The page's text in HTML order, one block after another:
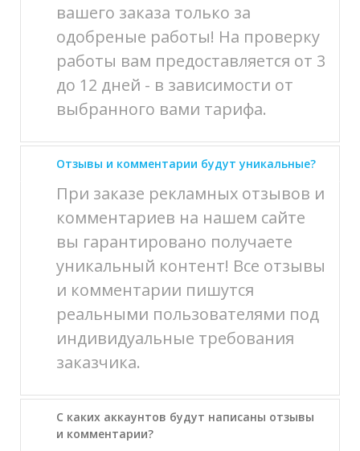
вашего заказа только за
одобреные работы! На проверку
работы вам предоставляется от 3
до 12 дней - в зависимости от
выбранного вами тарифа.
Отзывы и комментарии будут уникальные?
При заказе рекламных отзывов и
комментариев на нашем сайте
вы гарантировано получаете
уникальный контент! Все отзывы
и комментарии пишутся
реальными пользователями под
индивидуальные требования
заказчика.
С каких аккаунтов будут написаны отзывы
и комментарии?